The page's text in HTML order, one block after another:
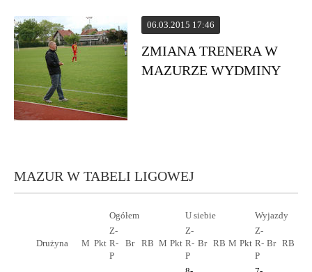
06.03.2015 17:46
ZMIANA TRENERA W
MAZURZE WYDMINY
MAZUR W TABELI LIGOWEJ
Ogółem U siebie Wyjazdy
Drużyna M Pkt
Z-
R-
P
Br RB M Pkt
Z-
R-
P
Br RB M Pkt
Z-
R-
P
Br RB